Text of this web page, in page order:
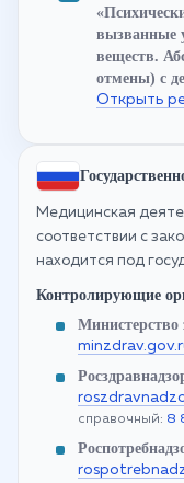
вызванные
веществ.
отмены) с
Открыть
Медицинская
соответствии с
находится под
Контролирующие
Министерство
справочный: 8